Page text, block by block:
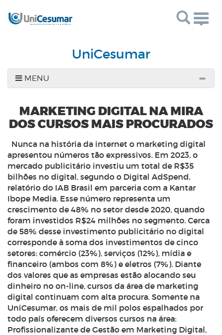
UniCesumar
MENU
MARKETING DIGITAL NA MIRA
DOS CURSOS MAIS PROCURADOS
Nunca na história da internet o marketing digital
apresentou números tão expressivos. Em 2023, o
mercado publicitário investiu um total de R$35
bilhões no digital, segundo o Digital AdSpend,
relatório do IAB Brasil em parceria com a Kantar
Ibope Media. Esse número representa um
crescimento de 48% no setor desde 2020, quando
foram investidos R$24 milhões no segmento. Cerca
de 58% desse investimento publicitário no digital
corresponde à soma dos investimentos de cinco
setores: comércio (23%), serviços (12%), mídia e
financeiro (ambos com 8%) e eletros (7%). Diante
dos valores que as empresas estão alocando seu
dinheiro no on-line, cursos da área de marketing
digital continuam com alta procura. Somente na
UniCesumar, os mais de mil polos espalhados por
todo país oferecem diversos cursos na área:
Profissionalizante de Gestão em Marketing Digital,